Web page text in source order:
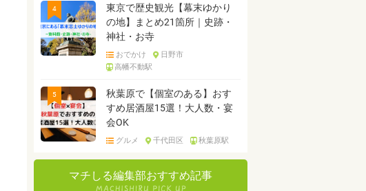
4
東京で歴史観光【幕末ゆかり
の地】まとめ21箇所｜史跡・
神社・お寺
おでかけ
日野市
高幡不動駅
5
秋葉原で【個室のある】おす
すめ居酒屋15選！大人数・宴
会OK
グルメ 千代田区 秋葉原駅
マチしる編集部おすすめ記事